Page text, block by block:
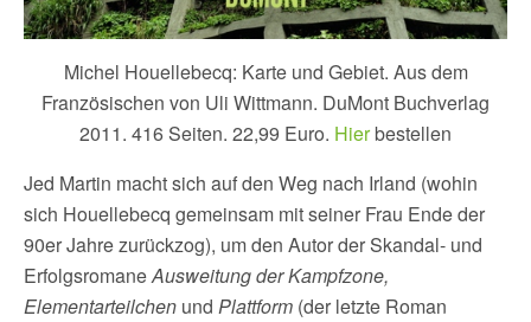
Michel Houellebecq: Karte und Gebiet. Aus dem
Französischen von Uli Wittmann. DuMont Buchverlag
2011. 416 Seiten. 22,99 Euro. Hierbestellen
Jed Martin macht sich auf den Weg nach Irland (wohin
sich Houellebecq gemeinsam mit seiner Frau Ende der
90er Jahre zurückzog), um den Autor der Skandal- und
ErfolgsromaneAusweitung der Kampfzone,
Elementarteilchen und Plattform (der letzte Roman